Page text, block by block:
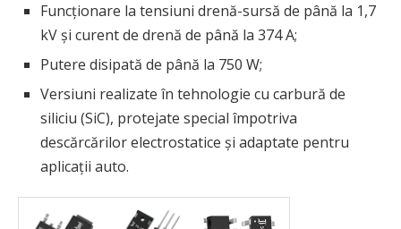
Funcționare la tensiuni drenă-sursă de până la 1,7
kV și curent de drenă de până la 374 A;
Putere disipată de până la 750 W;
Versiuni realizate în tehnologie cu carbură de
siliciu (SiC), protejate special împotriva
descărcărilor electrostatice și adaptate pentru
aplicații auto.